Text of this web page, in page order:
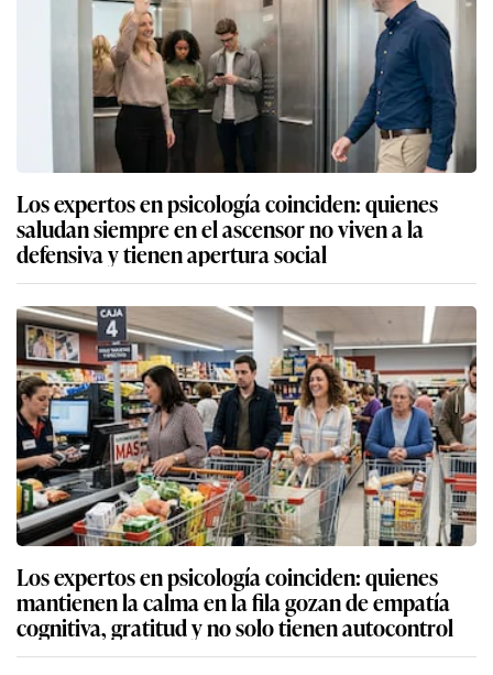
Los expertos en psicología coinciden: quienes
saludan siempre en el ascensor no viven a la
defensiva y tienen apertura social
Los expertos en psicología coinciden: quienes
mantienen la calma en la fila gozan de empatía
cognitiva, gratitud y no solo tienen autocontrol